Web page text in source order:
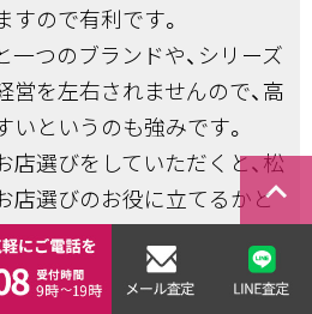
ので有利です。
つのブランドや、シリーズ
営を左右されませんので、高
というのも強みです。
店選びをしていただくと、松
店選びのお役に立てるかと
店のご紹介もさせていただ
入れていただければと思い
keyboard_arrow_right